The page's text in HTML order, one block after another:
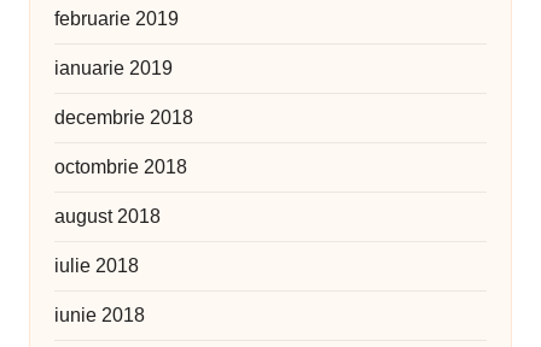
februarie 2019
ianuarie 2019
decembrie 2018
octombrie 2018
august 2018
iulie 2018
iunie 2018